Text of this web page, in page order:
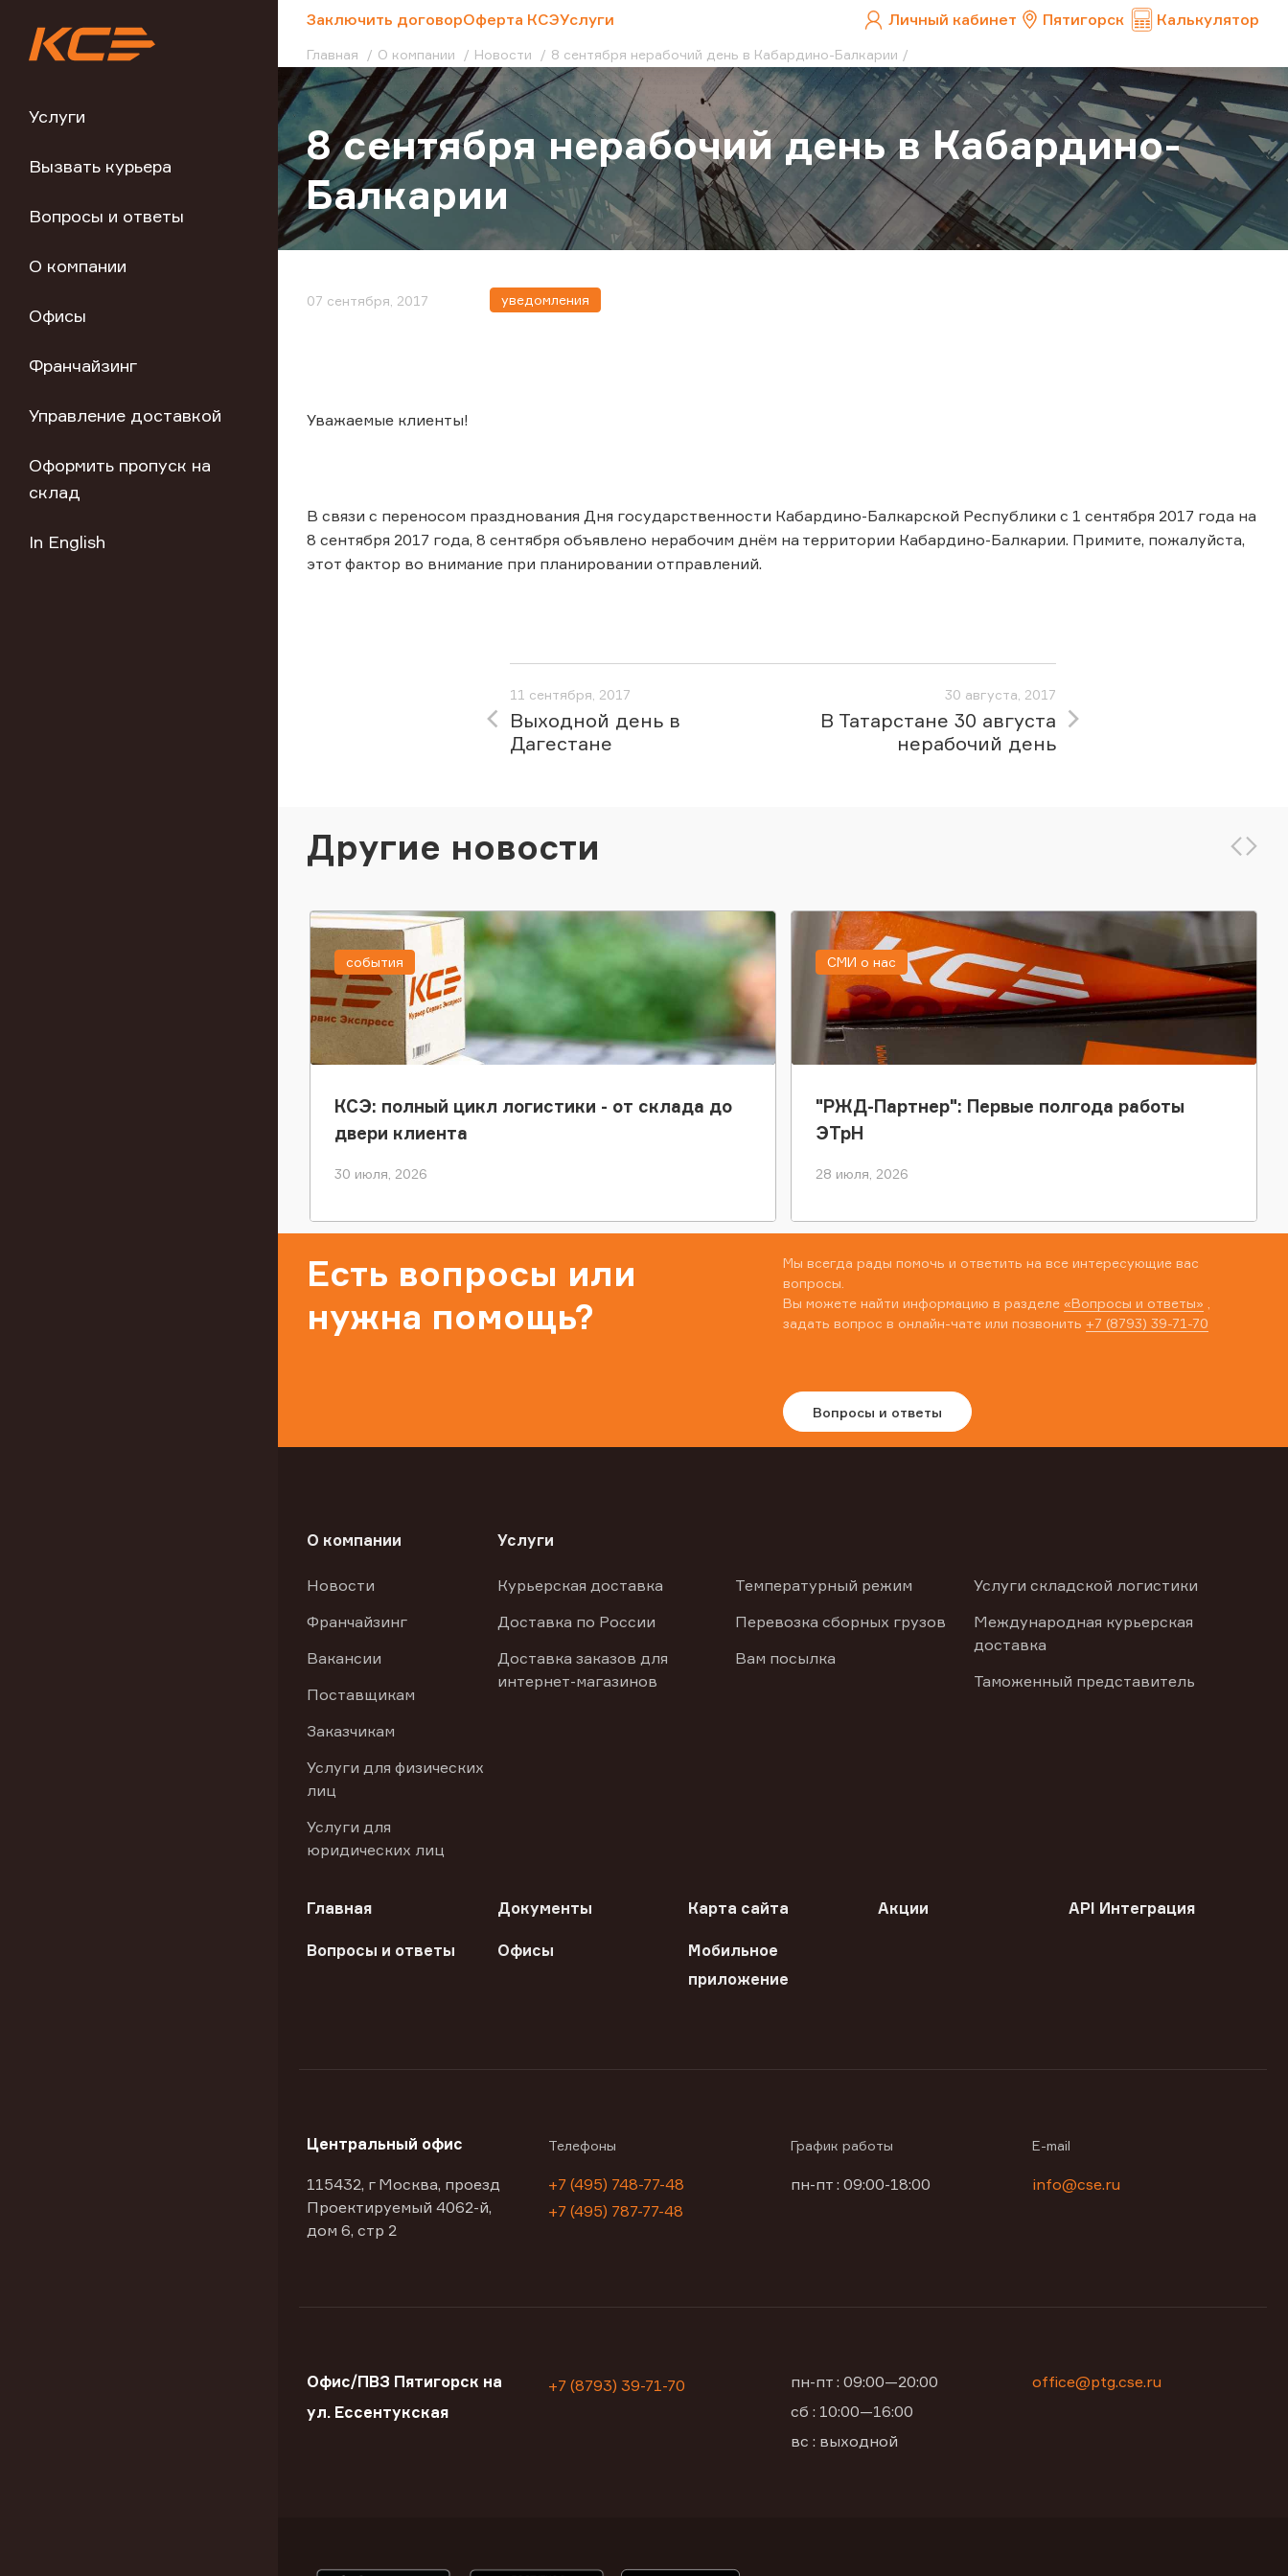
Услуги
Вызвать курьера
Вопросы и ответы
О компании
Офисы
Франчайзинг
Управление доставкой
Оформить пропуск на
склад
In English
Заключить договорОферта КСЭУслуги Личный кабинет Пятигорск Калькулятор
Главная О компании Новости 8 сентября нерабочий день в Кабардино-Балкарии
8 сентября нерабочий день в Кабардино-
Балкарии
07 сентября, 2017 уведомления
Уважаемые клиенты!
В связи с переносом празднования Дня государственности Кабардино-Балкарской Республики с 1 сентября 2017 года на
8 сентября 2017 года, 8 сентября объявлено нерабочим днём на территории Кабардино-Балкарии. Примите, пожалуйста,
этот фактор во внимание при планировании отправлений.
11 сентября, 2017
Выходной день в
Дагестане
30 августа, 2017
В Татарстане 30 августа
нерабочий день
Другие новости
КСЭ: полный цикл логистики - от склада до
двери клиента
30 июля, 2026
события
"РЖД-Партнер": Первые полгода работы
ЭТрН
28 июля, 2026
СМИ о нас
Есть вопросы или
нужна помощь?
Мы всегда рады помочь и ответить на все интересующие вас
вопросы.
Вы можете найти информацию в разделе «Вопросы и ответы»
задать вопрос в онлайн-чате или позвонить +7 (8793) 39-71-70
Вопросы и ответы
О компании
Новости
Франчайзинг
Вакансии
Поставщикам
Заказчикам
Услуги для физических
лиц
Услуги для
юридических лиц
Услуги
Курьерская доставка
Доставка по России
Доставка заказов для
интернет-магазинов
Температурный режим
Перевозка сборных грузов
Вам посылка
Услуги складской логистики
Международная курьерская
доставка
Таможенный представитель
Главная Документы Карта сайта Акции API Интеграция
Вопросы и ответы Офисы
Мобильное
приложение
Центральный офис
115432, г Москва, проезд
Проектируемый 4062-й,
дом 6, стр 2
Телефоны
+7 (495) 748-77-48
+7 (495) 787-77-48
График работы
пн-пт : 09:00-18:00
E-mail
info@cse.ru
Офис/ПВЗ Пятигорск на
ул. Ессентукская
+7 (8793) 39-71-70
пн-пт : 09:00—20:00
сб : 10:00—16:00
вс : выходной
office@ptg.cse.ru